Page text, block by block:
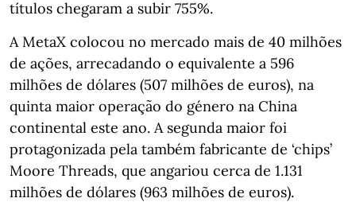
títulos chegaram a subir 755%.
A MetaX colocou no mercado mais de 40 milhões
de ações, arrecadando o equivalente a 596
milhões de dólares (507 milhões de euros), na
quinta maior operação do género na China
continental este ano. A segunda maior foi
protagonizada pela também fabricante de ‘chips’
Moore Threads, que angariou cerca de 1.131
milhões de dólares (963 milhões de euros).